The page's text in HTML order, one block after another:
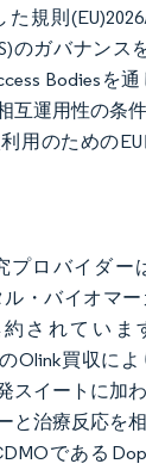
規則
のガバナンス
Bodiesを
互運用性の条
用のための
プロバイダー
・バイオマ
されていま
Olink買収に
スイートに加
と治療反応を
である